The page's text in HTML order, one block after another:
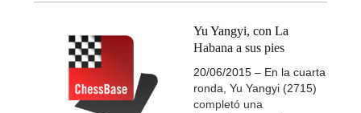
Yu Yangyi, con La
Habana a sus pies
20/06/2015 – En la cuarta
ronda, Yu Yangyi (2715)
completó una